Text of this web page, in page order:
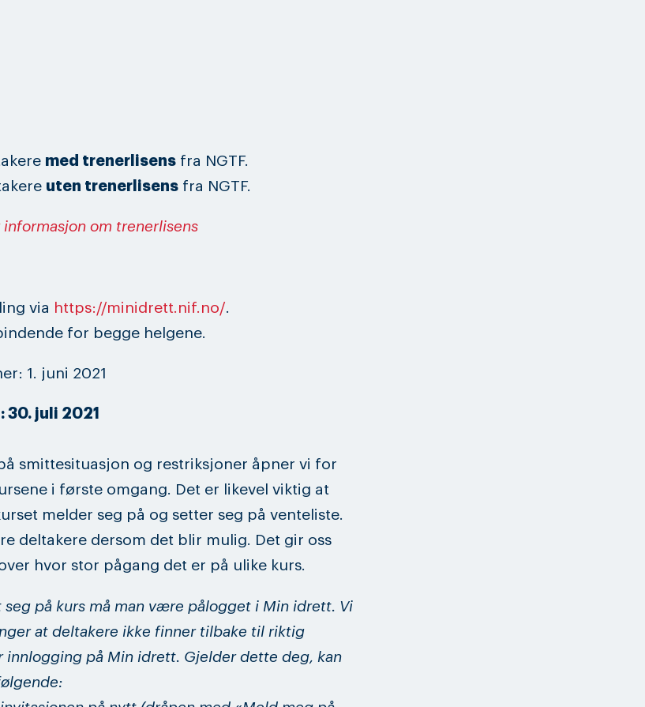
med trenerlisensfra NGTF.
uten trenerlisensfra NGTF.
om trenerlisens
via https://minidrett.nif.no/.
for begge helgene.
1. juni 2021
juli 2021
smittesituasjon og restriksjoner åpner vi for
i første omgang. Det er likevel viktig at
melder seg på og setter seg på venteliste.
deltakere dersom det blir mulig. Det gir oss
hvor stor pågang det er på ulike kurs.
seg på kurs må man være pålogget i Min idrett. Vi
at deltakere ikke finner tilbake til riktig
innlogging på Min idrett. Gjelder dette deg, kan